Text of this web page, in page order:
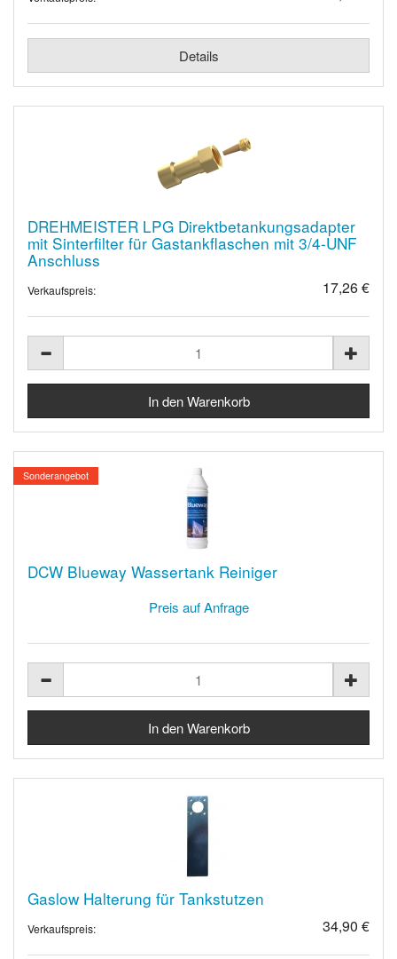
Details
DREHMEISTER LPG Direktbetankungsadapter
mit Sinterfilter für Gastankflaschen mit 3/4-UNF
Anschluss
Verkaufspreis: 17,26 €
Sonderangebot
DCW Blueway Wassertank Reiniger
Preis auf Anfrage
Gaslow Halterung für Tankstutzen
Verkaufspreis: 34,90 €